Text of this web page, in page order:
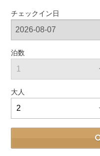
チェックイン日
泊数
大人